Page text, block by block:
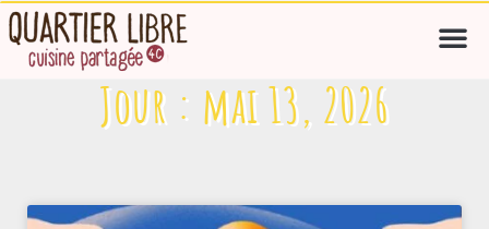
Jour : mai 13, 2026